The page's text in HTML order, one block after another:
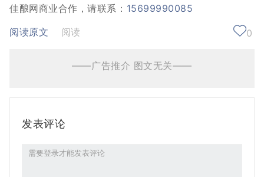
佳酿网商业合作，请联系： 15699990085
阅读原文
阅读 0
——广告推介 图文无关——
发表评论